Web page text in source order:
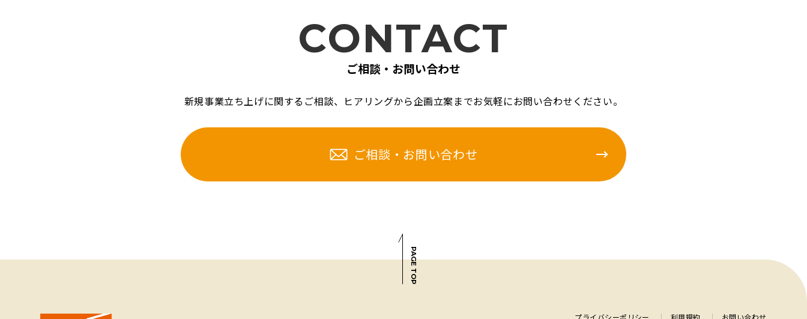
CONTACT
ご相談・お問い合わせ
新規事業立ち上げに関するご相談、 ヒアリングから企画立案までお気軽にお問い合わせください。
ご相談・お問い合わせ
PAGE TOP